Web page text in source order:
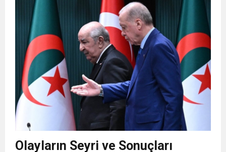
Olayların Seyri ve Sonuçları